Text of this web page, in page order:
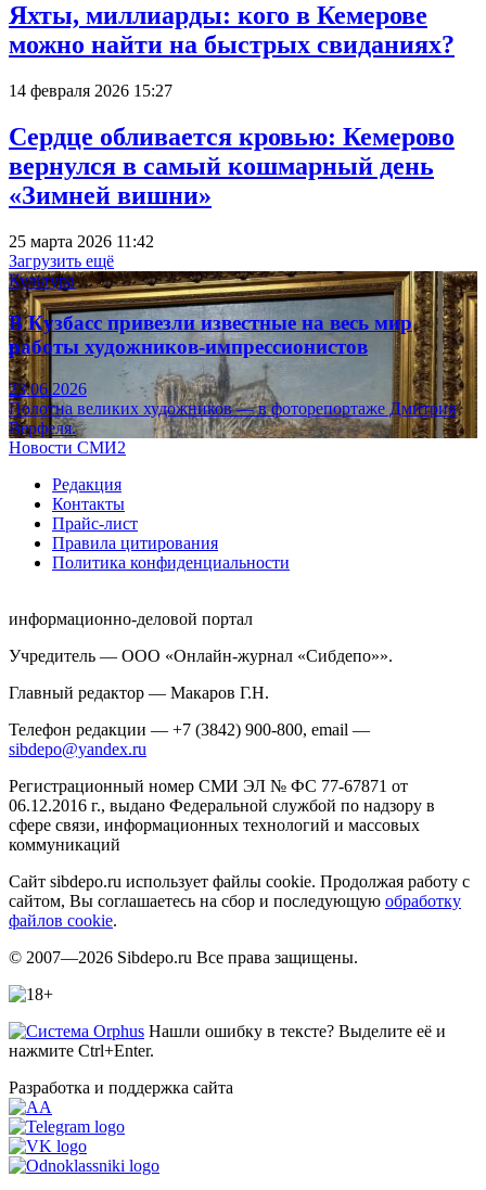
Яхты, миллиарды: кого в Кемерове
можно найти на быстрых свиданиях?
14 февраля 2026 15:27
Сердце обливается кровью: Кемерово
вернулся в самый кошмарный день
«Зимней вишни»
25 марта 2026 11:42
Загрузить ещё
Культура
В Кузбасс привезли известные на весь мир
работы художников-импрессионистов
23.06.2026
Полотна великих художников — в фоторепортаже Дмитрия
Верфеля.
Новости СМИ2
Редакция
Контакты
Прайс-лист
Правила цитирования
Политика конфиденциальности
информационно-деловой портал
Учредитель — ООО «Онлайн-журнал «Сибдепо»».
Главный редактор — Макаров Г.Н.
Телефон редакции — +7 (3842) 900-800, email —
sibdepo@yandex.ru
Регистрационный номер СМИ ЭЛ № ФС 77-67871 от
06.12.2016 г., выдано Федеральной службой по надзору в
сфере связи, информационных технологий и массовых
коммуникаций
Сайт sibdepo.ru использует файлы cookie. Продолжая работу с
сайтом, Вы соглашаетесь на сбор и последующую обработку
файлов cookie.
© 2007—2026 Sibdepo.ru Все права защищены.
Нашли ошибку в тексте? Выделите её и
нажмите Ctrl+Enter.
Разработка и поддержка сайта